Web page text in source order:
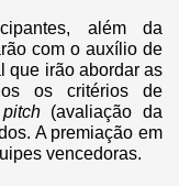
, além da
com o auxílio de
que irão abordar as
os critérios de
pitch (avaliação da
A premiação em
vencedoras.